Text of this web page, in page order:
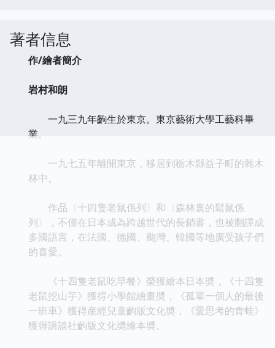
著者信息
作/繪者簡介
岩村和朗
一九三九年齣生於東京。東京藝術大學工藝科畢
業。
一九七五年離開東京，移居到栃木縣益子町的雜木
林中。
作品〈十四隻老鼠係列〉和〈森林裏的鬆鼠係
列〉，不僅在日本成為跨越世代的長銷書，也被翻譯成
多國語言，在法國、德國、颱灣、韓國等地廣受孩子們
的喜愛。
《十四隻老鼠吃早餐》榮獲繪本日本奬，《十四隻
老鼠挖山芋》獲得小學館繪畫奬，《孤單一個人的最後
一班車》獲得産經兒童齣版文化奬，《愛思考的青蛙》
獲得講談社齣版文化奬繪本奬。